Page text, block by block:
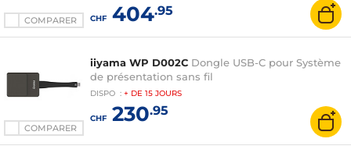
COMPARER CHF404.95
COMPARER
iiyama WP D002C Dongle USB-C pour Système
de présentation sans fil
DISPO : + DE 15 JOURS
CHF230.95